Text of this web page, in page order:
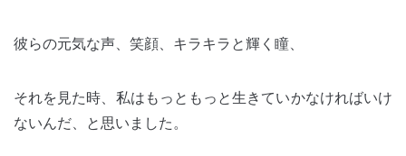
彼らの元気な声、笑顔、キラキラと輝く瞳、
それを見た時、私はもっともっと生きていかなければいけ
ないんだ、と思いました。